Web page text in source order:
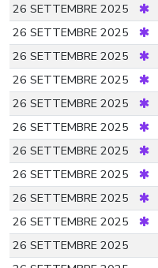
26 SETTEMBRE 2025
26 SETTEMBRE 2025
26 SETTEMBRE 2025
26 SETTEMBRE 2025
26 SETTEMBRE 2025
26 SETTEMBRE 2025
26 SETTEMBRE 2025
26 SETTEMBRE 2025
26 SETTEMBRE 2025
26 SETTEMBRE 2025
26 SETTEMBRE 2025